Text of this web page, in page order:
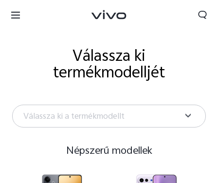
Válassza ki
termékmodelljét
Válassza ki a termékmodellt
Népszerű modellek